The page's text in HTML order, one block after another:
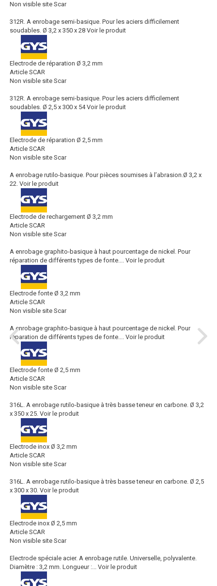
Non visible site Scar
312R. A enrobage semi-basique. Pour les aciers difficilement
soudables. Ø 3,2 x 350 x 28 Voir le produit
Electrode de réparation Ø 3,2 mm
Article SCAR
Non visible site Scar
312R. A enrobage semi-basique. Pour les aciers difficilement
soudables. Ø 2,5 x 300 x 54 Voir le produit
Electrode de réparation Ø 2,5 mm
Article SCAR
Non visible site Scar
A enrobage rutilo-basique. Pour pièces soumises à l’abrasion.Ø 3,2 x
22. Voir le produit
Electrode de rechargement Ø 3,2 mm
Article SCAR
Non visible site Scar
A enrobage graphito-basique à haut pourcentage de nickel. Pour
réparation de différents types de fonte.... Voir le produit
Electrode fonte Ø 3,2 mm
Article SCAR
Non visible site Scar
A enrobage graphito-basique à haut pourcentage de nickel. Pour
réparation de différents types de fonte.... Voir le produit
Electrode fonte Ø 2,5 mm
Article SCAR
Non visible site Scar
316L. A enrobage rutilo-basique à très basse teneur en carbone. Ø 3,2
x 350 x 25. Voir le produit
Electrode inox Ø 3,2 mm
Article SCAR
Non visible site Scar
316L. A enrobage rutilo-basique à très basse teneur en carbone. Ø 2,5
x 300 x 30. Voir le produit
Electrode inox Ø 2,5 mm
Article SCAR
Non visible site Scar
Electrode spéciale acier. A enrobage rutile. Universelle, polyvalente.
Diamètre : 3,2 mm. Longueur :... Voir le produit